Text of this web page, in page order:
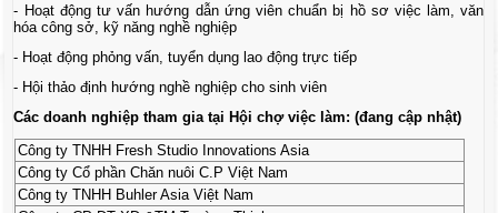
- Hoạt động tư vấn hướng dẫn ứng viên chuẩn bị hồ sơ việc làm, văn
hóa công sở, kỹ năng nghề nghiệp
- Hoạt động phỏng vấn, tuyển dụng lao động trực tiếp
- Hội thảo định hướng nghề nghiệp cho sinh viên
Các doanh nghiệp tham gia tại Hội chợ việc làm: (đang cập nhật)
Công ty TNHH Fresh Studio Innovations Asia
Công ty Cổ phần Chăn nuôi C.P Việt Nam
Công ty TNHH Buhler Asia Việt Nam